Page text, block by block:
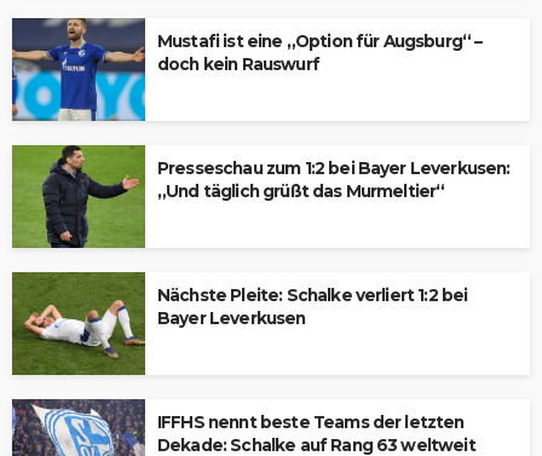
Mustafi ist eine „Option für Augsburg“ –
doch kein Rauswurf
Presseschau zum 1:2 bei Bayer Leverkusen:
„Und täglich grüßt das Murmeltier“
Nächste Pleite: Schalke verliert 1:2 bei
Bayer Leverkusen
IFFHS nennt beste Teams der letzten
Dekade: Schalke auf Rang 63 weltweit